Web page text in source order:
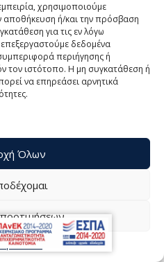
χρησιμοποιούμε
αποθήκευση ή/και την πρόσβαση
για τις εν λόγω
επεξεργαστούμε δεδομένα
περιήγησης ή
τον ιστότοπο. Η μη συγκατάθεση ή
να επηρεάσει αρνητικά
Όλων
Cookies